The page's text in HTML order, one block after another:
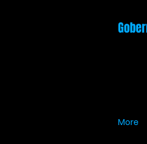
More